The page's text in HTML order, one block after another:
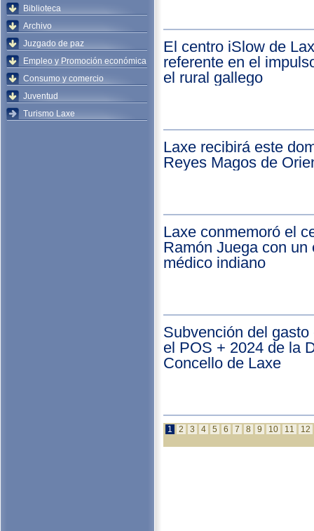
Biblioteca
Archivo
Juzgado de paz
Empleo y Promoción económica
Consumo y comercio
Juventud
Turismo Laxe
El centro iSlow de
referente en el
el rural gallego
Laxe recibirá este
Reyes Magos de
Laxe conmemoró el
Ramón Juega con
médico indiano
Subvención del
el POS + 2024 de la
Concello de Laxe
1 2 3 4 5 6 7 8 9 10 11 12